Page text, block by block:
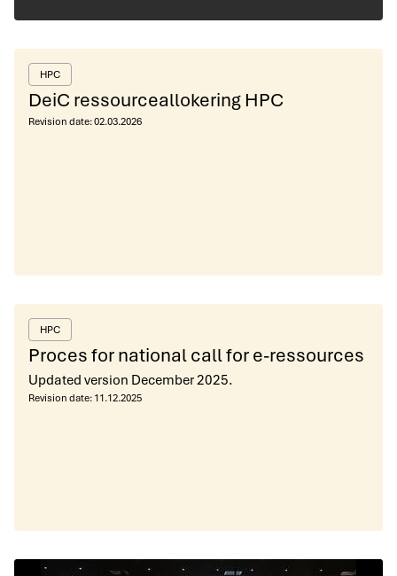
HPC
DeiC ressourceallokering HPC
Revision date:02.03.2026
HPC
Proces for national call for e-ressources
Updated version December 2025.
Revision date: 11.12.2025